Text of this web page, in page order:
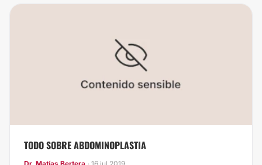
TODO SOBRE ABDOMINOPLASTIA